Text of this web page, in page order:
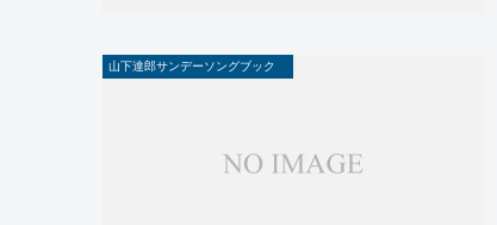
山下達郎サンデーソングブック